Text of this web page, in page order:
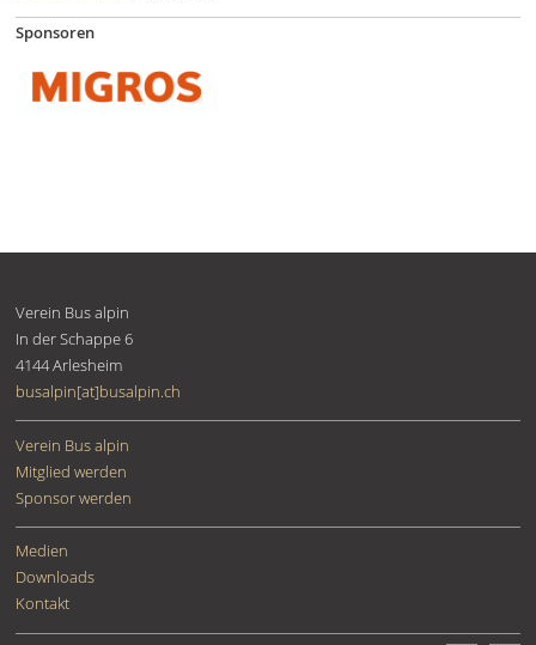
Sponsoren
Verein Bus alpin
In der Schappe 6
4144Arlesheim
busalpin[at]busalpin.ch
Verein Bus alpin
Mitglied werden
Sponsor werden
Medien
Downloads
Kontakt